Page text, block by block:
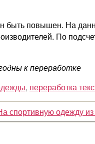
повышен. На
По
к переработке
, переработка
спортивную одежду